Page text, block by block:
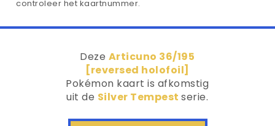
controleer het kaartnummer.
Deze Articuno 36/195
[reversed holofoil]
Pokémon kaart is afkomstig
uit de Silver Tempestserie.